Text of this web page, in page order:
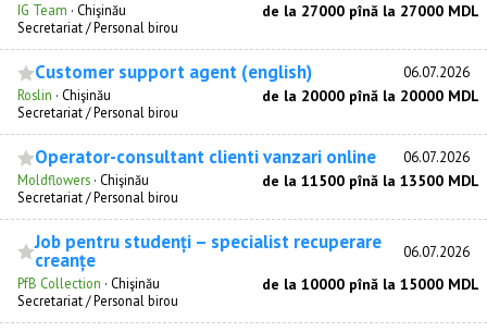
IG Team · Chişinău de la 27000 pînă la 27000 MDL
Secretariat / Personal birou
Customer support agent (english) 06.07.2026
Roslin · Chişinău de la 20000 pînă la 20000 MDL
Secretariat / Personal birou
Operator-consultant clienti vanzari online 06.07.2026
Moldflowers · Chişinău de la 11500 pînă la 13500 MDL
Secretariat / Personal birou
Job pentru studenți – specialist recuperare
creanțe 06.07.2026
PfB Collection · Chişinău de la 10000 pînă la 15000 MDL
Secretariat / Personal birou